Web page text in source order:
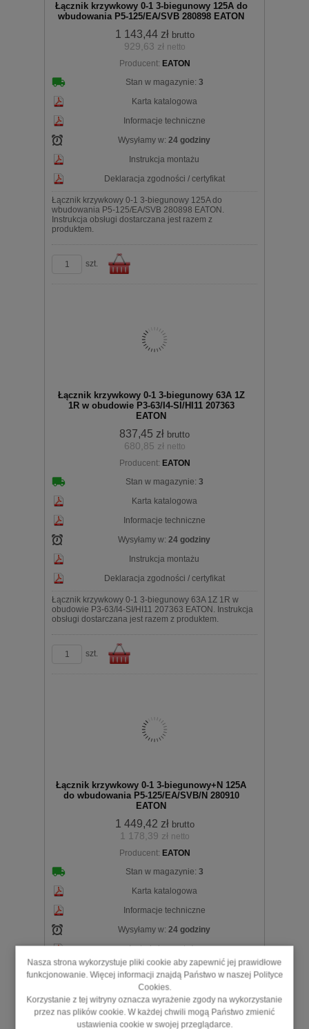
koszyka
Łącznik krzywkowy 0-1 3-biegunowy 125A do
wbudowania P5-125/EA/SVB 280898 EATON
1 143,44 zł brutto
929,63 zł netto
Producent: EATON
Stan w magazynie: 3
Karta katalogowa
Informacje techniczne
Wysyłamy w: 24 godziny
Instrukcja montażu
Deklaracja zgodności / certyfikat
Łącznik krzywkowy 0-1 3-biegunowy 125A do
wbudowania P5-125/EA/SVB 280898 EATON.
Instrukcja obsługi dostarczana jest razem z
produktem.
szt.
koszyka
Łącznik krzywkowy 0-1 3-biegunowy 63A 1Z
1R w obudowie P3-63/I4-SI/HI11 207363
EATON
837,45 zł brutto
680,85 zł netto
Producent: EATON
Stan w magazynie: 3
Karta katalogowa
Informacje techniczne
Wysyłamy w: 24 godziny
Instrukcja montażu
Deklaracja zgodności / certyfikat
Łącznik krzywkowy 0-1 3-biegunowy 63A 1Z 1R w
obudowie P3-63/I4-SI/HI11 207363 EATON. Instrukcja
obsługi dostarczana jest razem z produktem.
szt.
koszyka
Łącznik krzywkowy 0-1 3-biegunowy+N 125A
do wbudowania P5-125/EA/SVB/N 280910
EATON
1 449,42 zł brutto
1 178,39 zł netto
Producent: EATON
Stan w magazynie: 3
Karta katalogowa
Informacje techniczne
Wysyłamy w: 24 godziny
Instrukcja montażu
Deklaracja zgodności / certyfikat
Łącznik krzywkowy 0-1 3-biegunowy+N 125A do
wbudowania P5-125/EA/SVB/N 280910 EATON.
Instrukcja obsługi dostarczana jest razem z
produktem.
Nasza strona wykorzystuje pliki cookie aby zapewnić jej prawidłowe
funkcjonowanie. Więcej informacji znajdą Państwo w naszej Polityce
Cookies.
Korzystanie z tej witryny oznacza wyrażenie zgody na wykorzystanie
przez nas plików cookie. W każdej chwili mogą Państwo zmienić
ustawienia cookie w swojej przeglądarce.